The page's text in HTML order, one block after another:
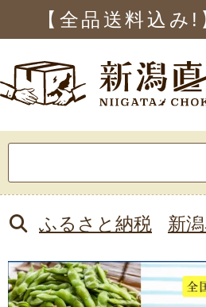
【全品送料込み
索:
ふるさと納税 新